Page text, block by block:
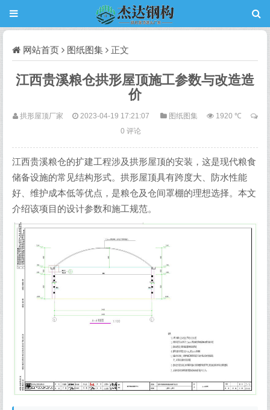
网站首页 图纸图集 正文
江西贵溪粮仓拱形屋顶施工参数与改造造
价
拱形屋顶厂家 2023-04-19 17:21:07 图纸图集
1920 ℃
0 评论
江西贵溪粮仓的扩建工程涉及拱形屋顶的安装，这是现代粮食
储备设施的常见结构形式。拱形屋顶具有跨度大、防水性能
好、维护成本低等优点，是粮仓及仓间罩棚的理想选择。本文
介绍该项目的设计参数和施工规范。